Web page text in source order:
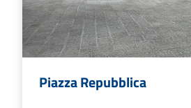
Piazza Repubblica